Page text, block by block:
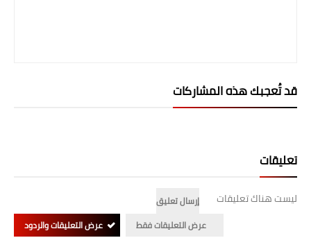
قد تُعجبك هذه المشاركات
تعليقات
ليست هناك تعليقات
إرسال تعليق
عرض التعليقات فقط
عرض التعليقات والردود